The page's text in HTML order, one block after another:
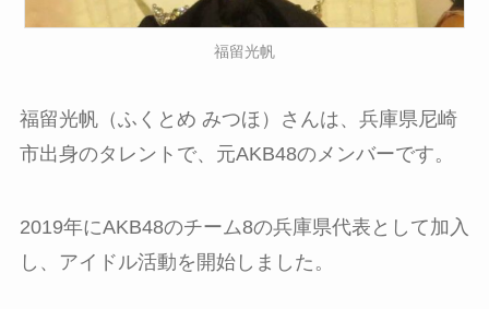
福留光帆
福留光帆（ふくとめ みつほ）さんは、兵庫県尼崎
市出身のタレントで、元AKB48のメンバーです。
2019年にAKB48のチーム8の兵庫県代表として加入
し、アイドル活動を開始しました。